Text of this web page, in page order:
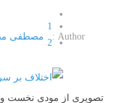
1
2
4
Author : مصطفی